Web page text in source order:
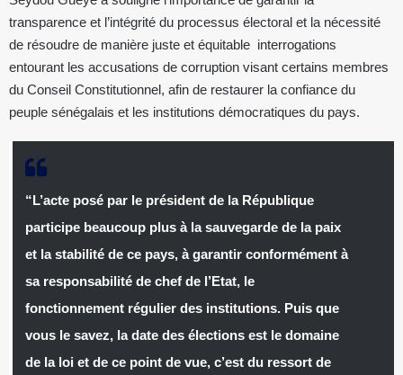
transparence et l’intégrité du processus électoral et la nécessité
de résoudre de manière juste et équitable interrogations
entourant les accusations de corruption visant certains membres
du Conseil Constitutionnel, afin de restaurer la confiance du
peuple sénégalais et les institutions démocratiques du pays.
“L’acte posé par le président de la République
participe beaucoup plus à la sauvegarde de la paix
et la stabilité de ce pays, à garantir conformément à
sa responsabilité de chef de l’Etat, le
fonctionnement régulier des institutions. Puis que
vous le savez, la date des élections est le domaine
de la loi et de ce point de vue, c’est du ressort de